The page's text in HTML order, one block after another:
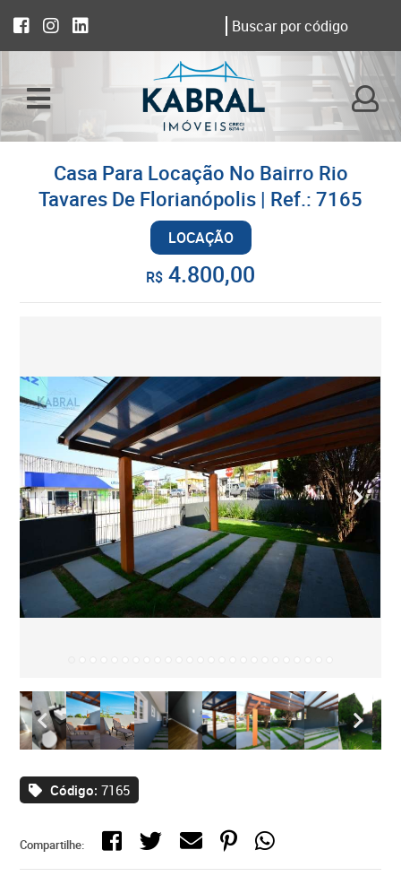
Casa Para Locação No Bairro Rio
Tavares De Florianópolis | Ref.: 7165
LOCAÇÃO
R$ 4.800,00
Código: 7165
Compartilhe: